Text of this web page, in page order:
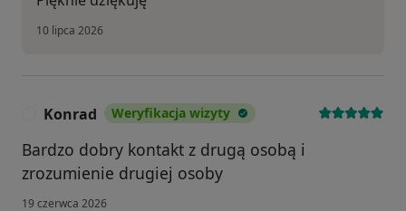
10 lipca 2026
Konrad Weryfikacja wizyty
Bardzo dobry kontakt z drugą osobą i
zrozumienie drugiej osoby
19 czerwca 2026